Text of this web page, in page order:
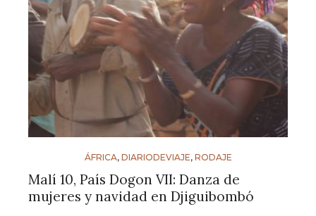
ÁFRICA, DIARIODEVIAJE, RODAJE
Malí 10, País Dogon VII: Danza de
mujeres y navidad en Djiguibombó